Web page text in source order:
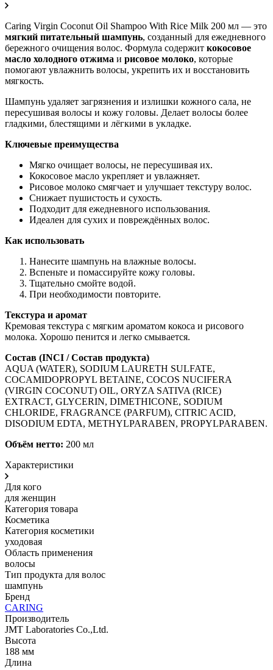
Caring Virgin Coconut Oil Shampoo With Rice Milk 200 мл — это
мягкий питательный шампунь, созданный для ежедневного
бережного очищения волос. Формула содержит кокосовое
масло холодного отжима и рисовое молоко, которые
помогают увлажнить волосы, укрепить их и восстановить
мягкость.
Шампунь удаляет загрязнения и излишки кожного сала, не
пересушивая волосы и кожу головы. Делает волосы более
гладкими, блестящими и лёгкими в укладке.
Ключевые преимущества
Мягко очищает волосы, не пересушивая их.
Кокосовое масло укрепляет и увлажняет.
Рисовое молоко смягчает и улучшает текстуру волос.
Снижает пушистость и сухость.
Подходит для ежедневного использования.
Идеален для сухих и повреждённых волос.
Как использовать
Нанесите шампунь на влажные волосы.
Вспеньте и помассируйте кожу головы.
Тщательно смойте водой.
При необходимости повторите.
Текстура и аромат
Кремовая текстура с мягким ароматом кокоса и рисового
молока. Хорошо пенится и легко смывается.
Состав (INCI / Состав продукта)
AQUA (WATER), SODIUM LAURETH SULFATE,
COCAMIDOPROPYL BETAINE, COCOS NUCIFERA
(VIRGIN COCONUT) OIL, ORYZA SATIVA (RICE)
EXTRACT, GLYCERIN, DIMETHICONE, SODIUM
CHLORIDE, FRAGRANCE (PARFUM), CITRIC ACID,
DISODIUM EDTA, METHYLPARABEN, PROPYLPARABEN.
Объём нетто: 200 мл
Характеристики
Для кого
для женщин
Категория товара
Косметика
Категория косметики
уходовая
Область применения
волосы
Тип продукта для волос
шампунь
Бренд
CARING
Производитель
JMT Laboratories Co.,Ltd.
Высота
188 мм
Длина